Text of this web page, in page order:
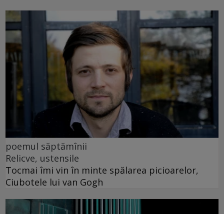
poemul săptămînii
Relicve, ustensile
Tocmai îmi vin în minte spălarea picioarelor,
Ciubotele lui van Gogh